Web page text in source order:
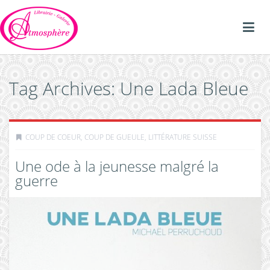
Tag Archives: Une Lada Bleue
COUP DE COEUR, COUP DE GUEULE, LITTÉRATURE SUISSE
Une ode à la jeunesse malgré la
guerre